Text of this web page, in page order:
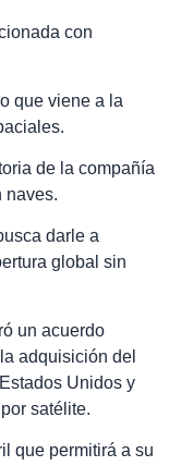
con
que viene a la
de la compañía
naves.
darle a
global sin
un acuerdo
adquisición del
Unidos y
satélite.
que permitirá a su